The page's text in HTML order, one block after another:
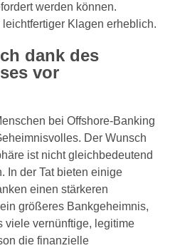
werden können.
Klagen erheblich.
dank des
vor
bei Offshore-Banking
Der Wunsch
ist nicht gleichbedeutend
In der Tat bieten einige
einen stärkeren
größeres Bankgeheimnis,
viele vernünftige, legitime
die finanzielle